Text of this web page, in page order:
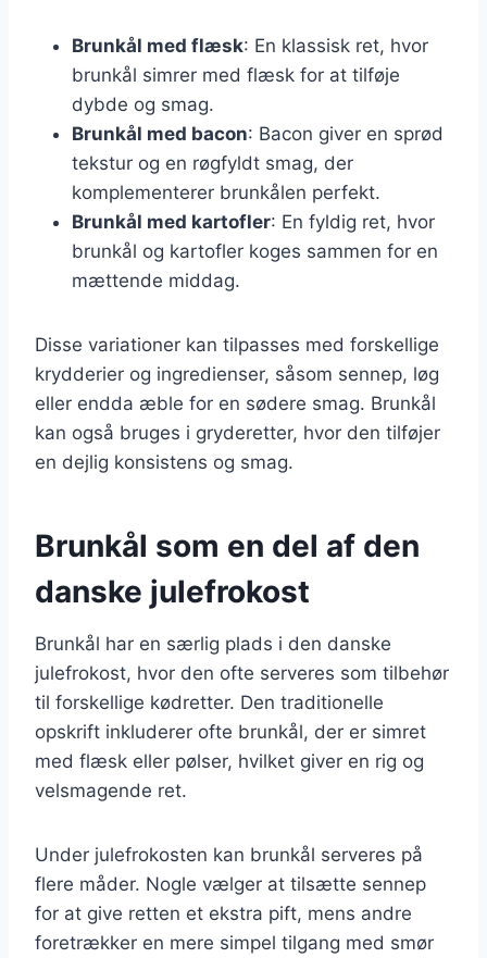
Brunkål med flæsk: En klassisk ret, hvor
brunkål simrer med flæsk for at tilføje
dybde og smag.
Brunkål med bacon: Bacon giver en sprød
tekstur og en røgfyldt smag, der
komplementerer brunkålen perfekt.
Brunkål med kartofler: En fyldig ret, hvor
brunkål og kartofler koges sammen for en
mættende middag.
Disse variationer kan tilpasses med forskellige
krydderier og ingredienser, såsom sennep, løg
eller endda æble for en sødere smag. Brunkål
kan også bruges i gryderetter, hvor den tilføjer
en dejlig konsistens og smag.
Brunkål som en del af den
danske julefrokost
Brunkål har en særlig plads i den danske
julefrokost, hvor den ofte serveres som tilbehør
til forskellige kødretter. Den traditionelle
opskrift inkluderer ofte brunkål, der er simret
med flæsk eller pølser, hvilket giver en rig og
velsmagende ret.
Under julefrokosten kan brunkål serveres på
flere måder. Nogle vælger at tilsætte sennep
for at give retten et ekstra pift, mens andre
foretrækker en mere simpel tilgang med smør